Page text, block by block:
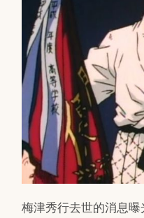
梅津秀行去世的消息